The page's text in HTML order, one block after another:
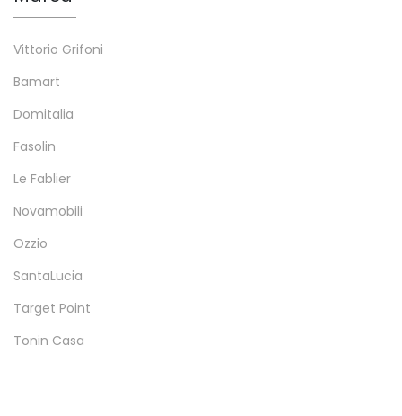
Vittorio Grifoni
Bamart
Domitalia
Fasolin
Le Fablier
Novamobili
Ozzio
SantaLucia
Target Point
Tonin Casa